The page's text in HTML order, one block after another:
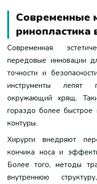
Современные
ринопластика
Современная
передовые инновации
точности и
инструменты лепят
окружающий хрящ.
гораздо более быстрое
контуры.
Хирурги внедряют
кончика носа и
Более того, методы
внутреннюю